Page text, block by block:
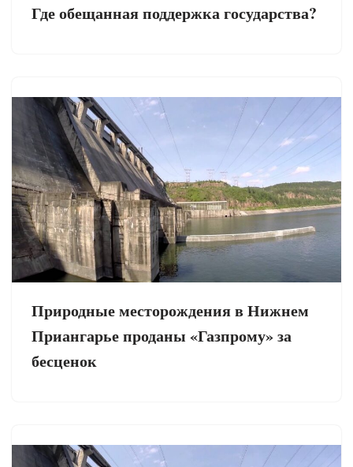
Где обещанная поддержка государства?
Природные месторождения в Нижнем
Приангарье проданы «Газпрому» за
бесценок